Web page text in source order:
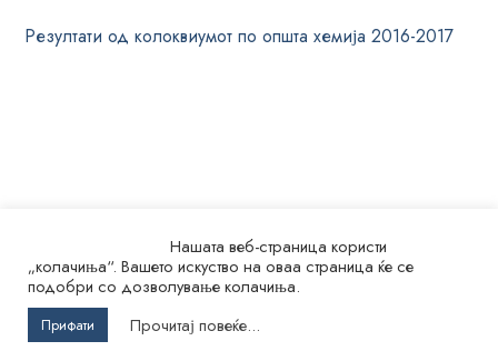
Резултати од колоквиумот по општа хемија 2016-2017
© 2026.Универзитет „Св. Кирил и Методиј“ во Скопје
Факултет за ветеринарна медицина – Скопје
Нашата веб-страница користи
„колачиња“. Вашето искуство на оваа страница ќе се
подобри со дозволување колачиња.
Прифати Прочитај повеќе...